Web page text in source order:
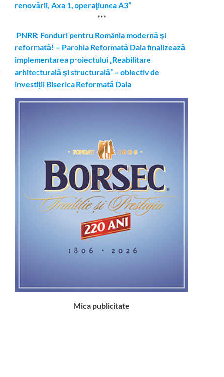
renovării, Axa 1, operaţiunea A3”
***
PNRR: Fonduri pentru România modernă și
reformată! – Parohia Reformată Daia finalizează
implementarea proiectului „Reabilitare
arhitecturală și structurală” – obiectiv de
investiții Biserica Reformată Daia
Mica publicitate